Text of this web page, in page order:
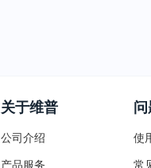
关于维普
公司介绍
产品服务
使
常